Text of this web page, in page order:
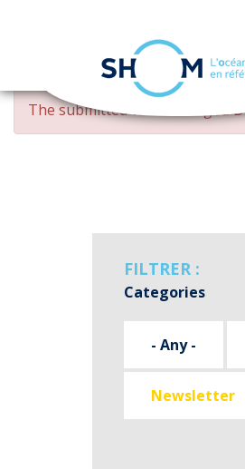
Skip
main
ERROR
MESSAGE
The submitted value changed
FILTRER :
Categories
- Any -
Newsletter